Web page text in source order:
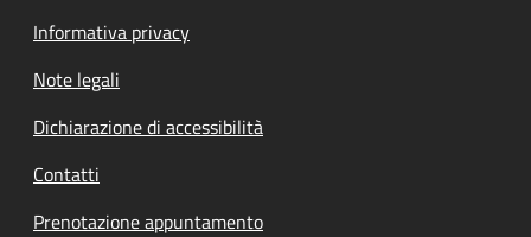
Informativa privacy
Note legali
Dichiarazione di accessibilità
Contatti
Prenotazione appuntamento